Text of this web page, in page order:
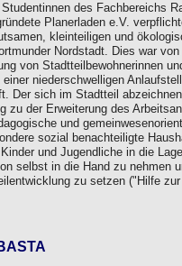
des Fachbereichs
Planerladen e.V.
kleinteiligen und
Nordstadt. Dies war
von Stadtteilbewohnerinnen
einer niederschwelligen
Der sich im Stadtteil
zu der Erweiterung des
und
sozial benachteiligte
und Jugendliche in die
selbst in die Hand zu nehmen
zu setzen ("Hilfe